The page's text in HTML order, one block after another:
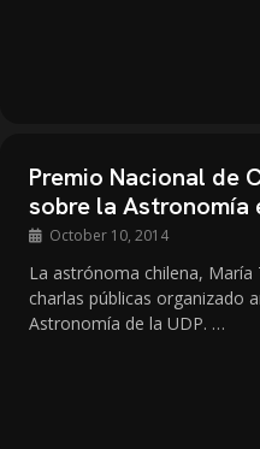
Premio Nacional de
sobre la Astronomía
October 10, 2014
La astrónoma chilena, María
charlas públicas organizado
Astronomía de la UDP. …